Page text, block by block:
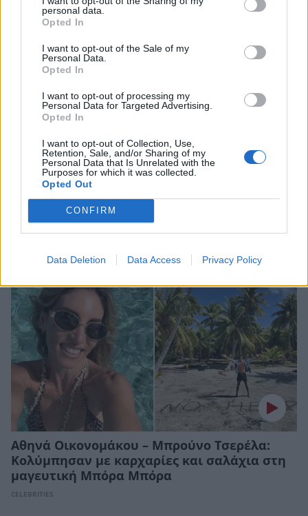
personal data.
Opted In
I want to opt-out of the Sale of my
Personal Data.
Opted In
I want to opt-out of processing my
Personal Data for Targeted Advertising.
Opted In
I want to opt-out of Collection, Use,
Retention, Sale, and/or Sharing of my
Personal Data that Is Unrelated with the
Purposes for which it was collected.
Opted Out
CONFIRM
Data Deletion Data Access Privacy Policy
της Γωγώς Μαστροκώστα» – Η ηθοποιός
μιλά για τη δική της εμπειρία με τον καρκίνο
ΔΕΙΤΕ ΑΚΟΜΑ
ΤΡΑΙΑΝΟΣ ΔΕΛΛΑΣ
ΠΕΡΙΣΣΟΤΕΡΑ ΣΤΟ
Αθηνά Οικονομάκου – Μπρούνο Τσερέλα:
Κολύμπησαν με καρχαρίες και σαλάχια στη
μαγευτική Μπόρα Μπόρα
CELEBRITIES